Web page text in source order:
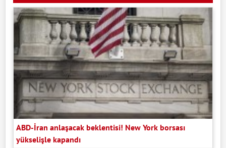
ABD-İran anlaşacak beklentisi! New York borsası
yükselişle kapandı